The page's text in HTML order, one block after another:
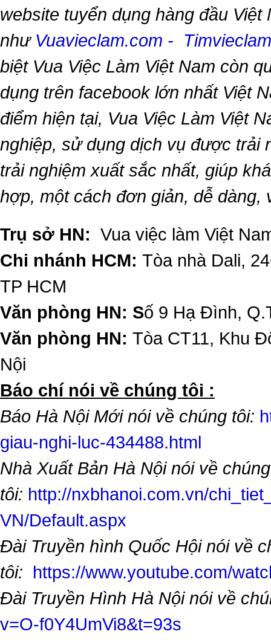
website tuyển dụng hàng đầu Việt
như Vuavieclam.com -
biệt Vua Việc Làm Việt Nam còn
dụng trên facebook lớn nhất Việt
điểm hiện tại, Vua Việc Làm Việt
nghiệp, sử dụng dịch vụ được trải
trải nghiệm xuất sắc nhất, giúp
hợp, một cách đơn giản, dễ dàng,
Trụ sở HN: Vua việc làm Việt
Chi nhánh HCM: Tòa nhà Dali,
TP HCM
Văn phòng HN: Số 9 Hạ Đình,
Văn phòng HN: Tòa CT11, Khu
Nội
​Báo chí nói về chúng tôi :
Báo Hà Nội Mới nói về chúng tôi:
giau-nghi-luc-434488.html
Nhà Xuất Bản Hà Nội nói về chúng
tôi: http://nxbhanoi.com.vn/
VN/Default.aspx
Đài Truyền hình Quốc Hội nói về
tôi: https://www.youtube.com/
Đài Truyền Hình Hà Nội nói về
v=O-f0Y4UmVi8&t=93s